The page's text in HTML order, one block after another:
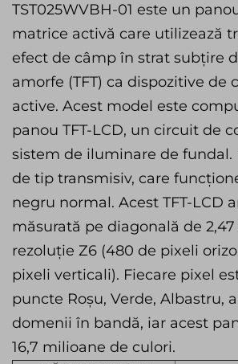
TST025WVBH-01 este un
matrice activă care utilizează
efect de câmp în strat subțire
amorfe (TFT) ca dispozitive de
active. Acest model este
panou TFT-LCD, un circuit de
sistem de iluminare de fundal.
de tip transmisiv, care
negru normal. Acest TFT-LCD
măsurată pe diagonală de
rezoluție Z6 (480 de pixeli
pixeli verticali). Fiecare pixel
puncte Roșu, Verde, Albastru,
domenii în bandă, iar acest
16,7 milioane de culori.